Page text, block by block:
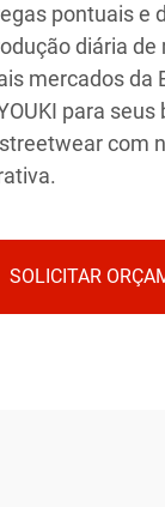
pontuais e
diária
mercados da
para
com
SOLICITAR